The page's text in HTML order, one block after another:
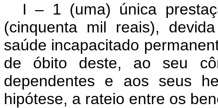
I – 1 (uma) única
(cinquenta mil reais),
saúde incapacitado
de óbito deste, ao seu
dependentes e aos seus
hipótese, a rateio entre os